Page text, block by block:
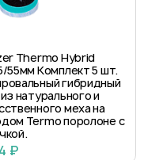
Thermo Hybrid
55мм Комплект 5 шт.
гибридный
натурального и
меха на
Termo поролоне с
₽